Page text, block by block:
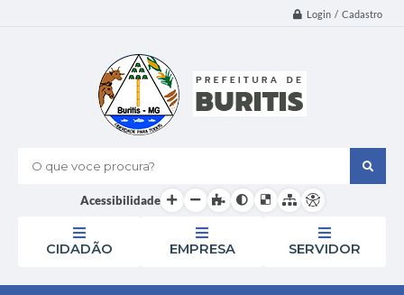
Login / Cadastro
O que voce procura?
Acessibilidade
CIDADÃO EMPRESA SERVIDOR